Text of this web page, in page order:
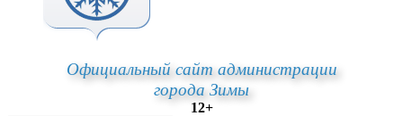
Официальный сайт администрации
города Зимы
12+